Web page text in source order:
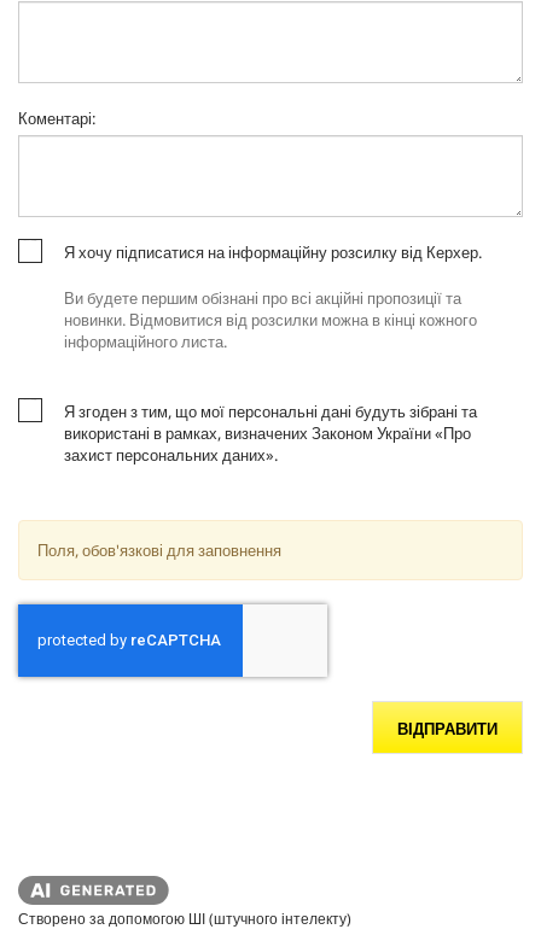
Коментарі:
Я хочу підписатися на інформаційну розсилку від Керхер.
Ви будете першим обізнані про всі акційні пропозиції та
новинки. Відмовитися від розсилки можна в кінці кожного
інформаційного листа.
Я згоден з тим, що мої персональні дані будуть зібрані та
використані в рамках, визначених Законом України «Про
захист персональних даних».
Поля, обов'язкові для заповнення
ВІДПРАВИТИ
Створено за допомогою ШІ (штучного інтелекту)